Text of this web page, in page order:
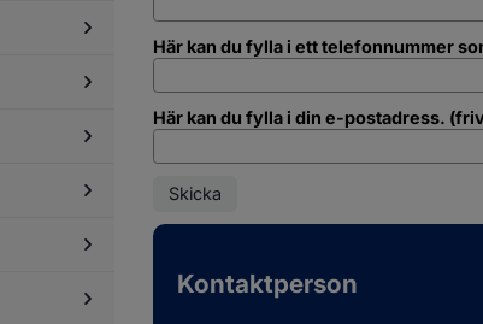
Brandskydd
och
Undersidor
Kemikalier
Undersidor
och
Undersidor
och
Undersidor
och
Undersidor
Samhällsutveckling
och
Undersidor
Här kan du fylla i ett telefonnummer
Här kan du fylla i din e-postadress.
Kontaktperson